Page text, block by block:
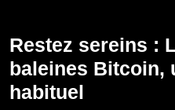
Restez sereins :
baleines Bitcoin,
habituel